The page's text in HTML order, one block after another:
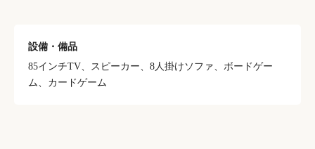
設備・備品
85インチTV、スピーカー、8人掛けソファ、ボードゲー
ム、カードゲーム